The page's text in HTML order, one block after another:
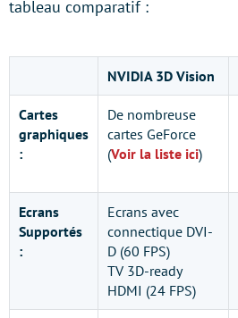
tableau comparatif :
NVIDIA 3D Vision
Cartes
graphiques
:
De nombreuse
cartes GeForce
(Voir la liste ici)
Ecrans
Supportés
:
Ecrans avec
connectique DVI-
D (60 FPS)
TV 3D-ready
HDMI (24 FPS)